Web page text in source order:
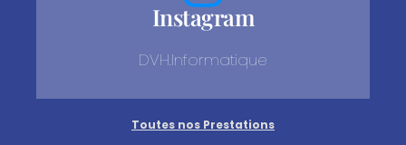
Instagram
DVH.Informatique
Toutes nos Prestations